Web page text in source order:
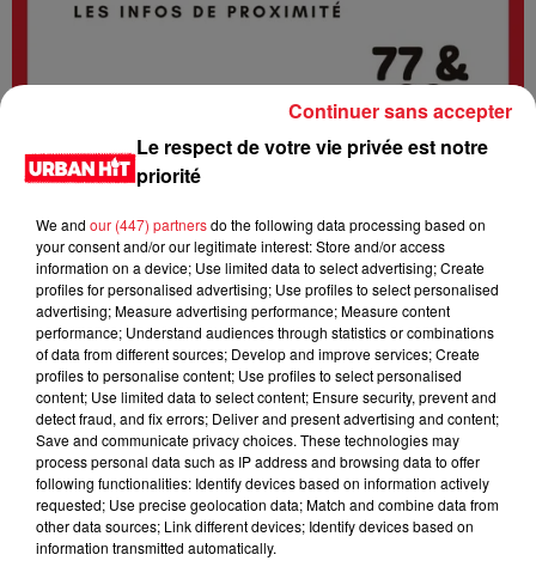
0:00 2 min 28 sec
11 octobre 2024 - 2 min 28 sec
URBANNEWS 07H02 du 11.10.2024
Urban News est un podcast d'actualités qui vous tient
informé de tout ce qui se passe dans les départements 77 et
93. Il est disponible en direct sur la radio Urban hit et en
Le respect de votre vie privée est notre
priorité
We and our (447) partnersdo the following data processing based on
your consent and/or our legitimate interest: Store and/or access
information on a device; Use limited data to select advertising; Create
profiles for personalised advertising; Use profiles to select personalised
advertising; Measure advertising performance; Measure content
performance; Understand audiences through statistics or combinations
of data from different sources; Develop and improve services; Create
profiles to personalise content; Use profiles to select personalised
content; Use limited data to select content; Ensure security, prevent and
detect fraud, and fix errors; Deliver and present advertising and content;
Save and communicate privacy choices. These technologies may
process personal data such as IP address and browsing data to offer
following functionalities: Identify devices based on information actively
requested; Use precise geolocation data; Match and combine data from
other data sources; Link different devices; Identify devices based on
information transmitted automatically.
Continuer sans accepter